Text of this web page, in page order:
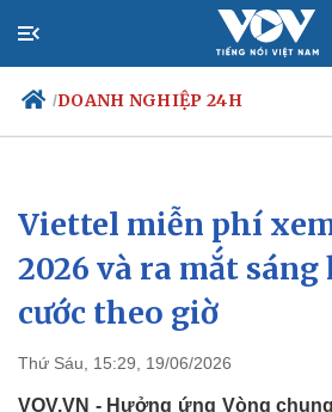
/DOANH NGHIỆP 24H
Chính trị
Đảng
Tổ chức nhân sự
Quốc hội
Xã hội
Tin
Dự
Viettel miễn phí
2026 và ra mắt
cước theo giờ
Thứ Sáu, 15:29, 19/06/2026
VOV.VN - Hưởng ứng Vòng